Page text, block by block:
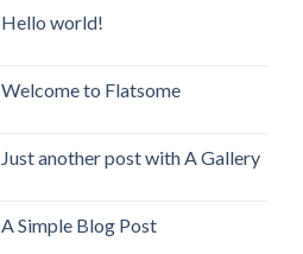
Hello world!
Welcome to Flatsome
Just another post with A Gallery
A Simple Blog Post